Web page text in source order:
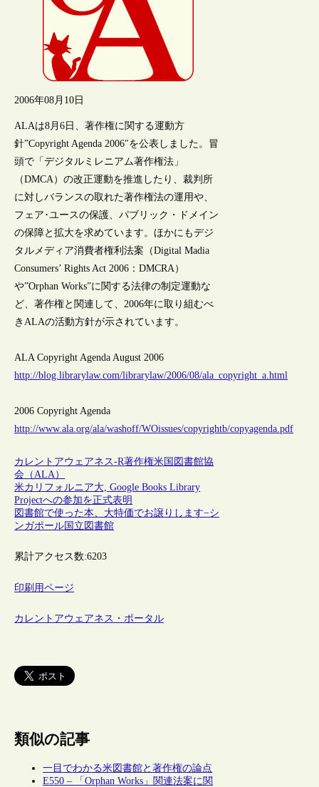
2006年08月10日
ALAは8月6日、著作権に関する運動方
針”Copyright Agenda 2006″を公表しました。冒
頭で「デジタルミレニアム著作権法」
（DMCA）の改正運動を推進したり、裁判所
に対しバランスの取れた著作権法の運用や、
フェア･ユースの保護、パブリック・ドメイン
の保障と拡大を求めています。ほかにもデジ
タルメディア消費者権利法案（Digital Madia
Consumers’ Rights Act 2006：DMCRA）
や”Orphan Works”に関する法律の制定運動な
ど、著作権と関連して、2006年に取り組むべ
きALAの活動方針が示されています。
ALA Copyright Agenda August 2006
http://blog.librarylaw.com/librarylaw/2006/08/ala_copyright_a.html
2006 Copyright Agenda
http://www.ala.org/ala/washoff/WOissues/copyrightb/copyagenda.pdf
カレントアウェアネス-R著作権米国図書館協
会（ALA）
米カリフォルニア大, Google Books Library
Projectへの参加を正式表明
図書館で使った本、大特価でお譲りします−シ
ンガポール国立図書館
累計アクセス数:6203
印刷用ページ
カレントアウェアネス・ポータル
類似の記事
一目でわかる米図書館と著作権の論点
E550 – 「Orphan Works」関連法案に関